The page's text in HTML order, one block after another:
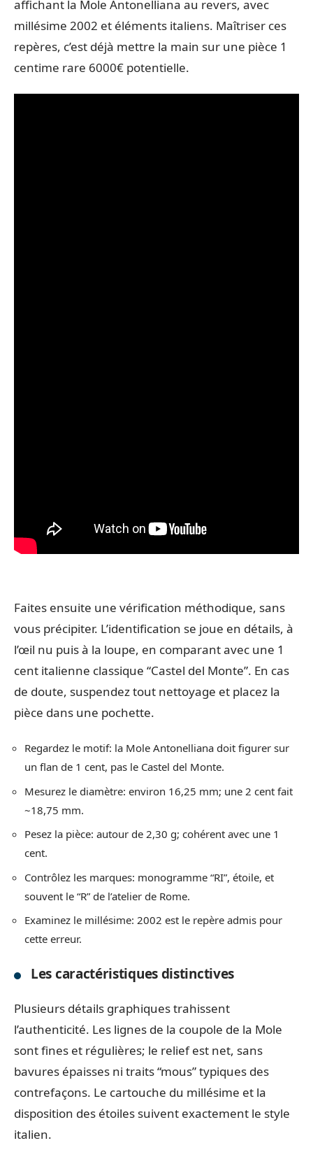
affichant la Mole Antonelliana au revers, avec
millésime 2002 et éléments italiens. Maîtriser ces
repères, c’est déjà mettre la main sur une pièce 1
centime rare 6000€ potentielle.
Faites ensuite une vérification méthodique, sans
vous précipiter. L’identification se joue en détails, à
l’œil nu puis à la loupe, en comparant avec une 1
cent italienne classique “Castel del Monte”. En cas
de doute, suspendez tout nettoyage et placez la
pièce dans une pochette.
Regardez le motif: la Mole Antonelliana doit figurer sur
un flan de 1 cent, pas le Castel del Monte.
Mesurez le diamètre: environ 16,25 mm; une 2 cent fait
~18,75 mm.
Pesez la pièce: autour de 2,30 g; cohérent avec une 1
cent.
Contrôlez les marques: monogramme “RI”, étoile, et
souvent le “R” de l’atelier de Rome.
Examinez le millésime: 2002 est le repère admis pour
cette erreur.
Les caractéristiques distinctives
Plusieurs détails graphiques trahissent
l’authenticité. Les lignes de la coupole de la Mole
sont fines et régulières; le relief est net, sans
bavures épaisses ni traits “mous” typiques des
contrefaçons. Le cartouche du millésime et la
disposition des étoiles suivent exactement le style
italien.